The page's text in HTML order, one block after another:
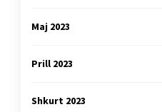
Maj 2023
Prill 2023
Shkurt 2023